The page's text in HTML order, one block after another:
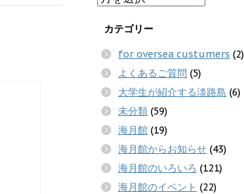
カテゴリー
for oversea custumers (2)
よくあるご質問 (5)
大学生が紹介する淡路島 (6)
未分類 (59)
海月館 (19)
海月館からお知らせ (43)
海月館のいろいろ (121)
海月館のイベント (22)